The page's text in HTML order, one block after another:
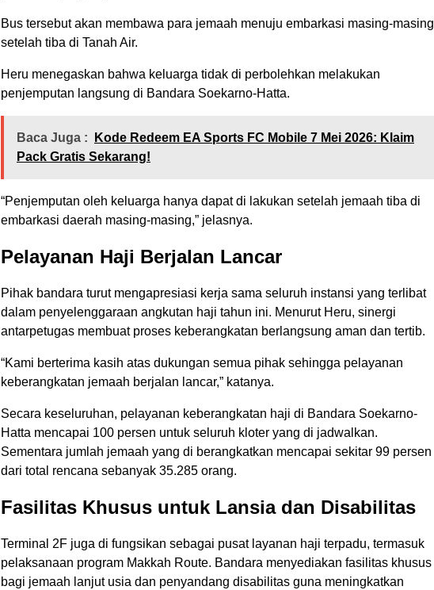
Bus tersebut akan membawa para jemaah menuju embarkasi masing-masing
setelah tiba di Tanah Air.
Heru menegaskan bahwa keluarga tidak di perbolehkan melakukan
penjemputan langsung di Bandara Soekarno-Hatta.
Baca Juga :
Kode Redeem EA Sports FC Mobile 7 Mei 2026: Klaim
Pack Gratis Sekarang!
“Penjemputan oleh keluarga hanya dapat di lakukan setelah jemaah tiba di
embarkasi daerah masing-masing,” jelasnya.
Pelayanan Haji Berjalan Lancar
Pihak bandara turut mengapresiasi kerja sama seluruh instansi yang terlibat
dalam penyelenggaraan angkutan haji tahun ini. Menurut Heru, sinergi
antarpetugas membuat proses keberangkatan berlangsung aman dan tertib.
“Kami berterima kasih atas dukungan semua pihak sehingga pelayanan
keberangkatan jemaah berjalan lancar,” katanya.
Secara keseluruhan, pelayanan keberangkatan haji di Bandara Soekarno-
Hatta mencapai 100 persen untuk seluruh kloter yang di jadwalkan.
Sementara jumlah jemaah yang di berangkatkan mencapai sekitar 99 persen
dari total rencana sebanyak 35.285 orang.
Fasilitas Khusus untuk Lansia dan Disabilitas
Terminal 2F juga di fungsikan sebagai pusat layanan haji terpadu, termasuk
pelaksanaan program Makkah Route. Bandara menyediakan fasilitas khusus
bagi jemaah lanjut usia dan penyandang disabilitas guna meningkatkan